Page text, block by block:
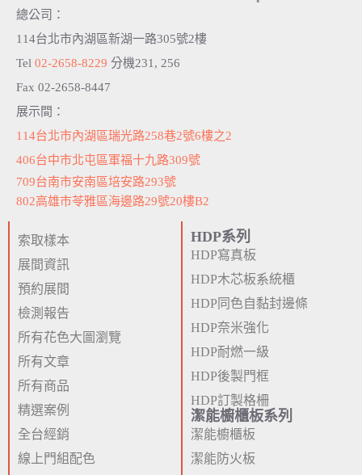
i
e
:
總公司：
114台北市內湖區新湖一路305號2樓
Tel 02-2658-8229 分機231, 256
Fax 02-2658-8447
展示間：
114台北市內湖區瑞光路258巷2號6樓之2
406台中市北屯區軍福十九路309號
709台南市安南區培安路293號
802高雄市苓雅區海邊路29號20樓B2
索取樣本
展間資訊
預約展間
檢測報告
所有花色大圖瀏覽
所有文章
所有商品
精選案例
全台經銷
線上門組配色
HDP系列
HDP寫真板
HDP木芯板系統櫃
HDP同色自黏封邊條
HDP奈米強化
HDP耐燃一級
HDP後製門框
HDP訂製格柵
潔能櫥櫃板系列
潔能櫥櫃板
潔能防火板